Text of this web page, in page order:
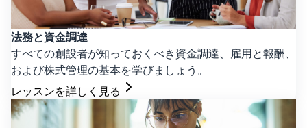
法務と資金調達
すべての創設者が知っておくべき資金調達、雇用と報酬、
および株式管理の基本を学びましょう。
レッスンを詳しく見る